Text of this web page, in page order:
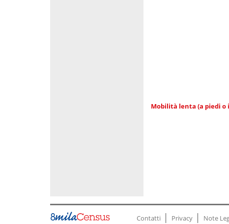
Mobilità lenta (a piedi
Contatti Privacy Note